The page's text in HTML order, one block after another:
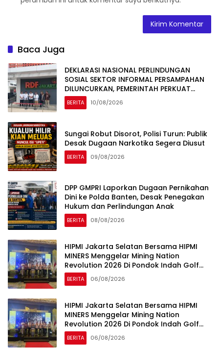
Baca Juga
DEKLARASI NASIONAL PERLINDUNGAN
SOSIAL SEKTOR INFORMAL PERSAMPAHAN
DILUNCURKAN, PEMERINTAH PERKUAT
PERLINDUNGAN 4.000 PEMULUNG BANTAR
GEBANG
BERITA 10/08/2026
Sungai Robut Disorot, Polisi Turun: Publik
Desak Dugaan Narkotika Segera Diusut
BERITA 09/08/2026
DPP GMPRI Laporkan Dugaan Pernikahan
Dini ke Polda Banten, Desak Penegakan
Hukum dan Perlindungan Anak
BERITA 08/08/2026
HIPMI Jakarta Selatan Bersama HIPMI
MINERS Menggelar Mining Nation
Revolution 2026 Di Pondok Indah Golf
Jakarta
BERITA 06/08/2026
HIPMI Jakarta Selatan Bersama HIPMI
MINERS Menggelar Mining Nation
Revolution 2026 Di Pondok Indah Golf
Jakarta
BERITA 06/08/2026